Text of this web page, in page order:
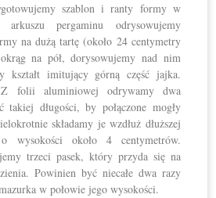
szablon i ranty formy w
pergaminu odrysowujemy
na dużą tartę (około 24 centymetry
na pół, dorysowujemy nad nim
kształt imitujący górną część jajka.
Z folii aluminiowej odrywamy dwa
takiej długości, by połączone mogły
składamy je wzdłuż dłuższej
wysokości około 4 centymetrów.
trzeci pasek, który przyda się na
Powinien być niecałe dwa razy
w połowie jego wysokości.